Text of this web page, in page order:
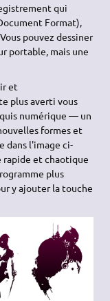
qui
Format),
pouvez dessiner
portable, mais une
et
plus averti vous
numérique — un
formes et
dans l'image ci-
rapide et chaotique
plus
y ajouter la touche